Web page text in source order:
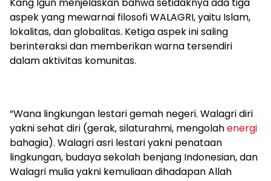
aspek yang mewarnai filosofi WALAGRI, yaitu Islam,
lokalitas, dan globalitas. Ketiga aspek ini saling
berinteraksi dan memberikan warna tersendiri
dalam aktivitas komunitas.
“Wana lingkungan lestari gemah negeri. Walagri diri
yakni sehat diri (gerak, silaturahmi, mengolahenergi
bahagia). Walagri asri lestari yakni penataan
lingkungan, budaya sekolah benjang Indonesian, dan
Walagri mulia yakni kemuliaan dihadapan Allah